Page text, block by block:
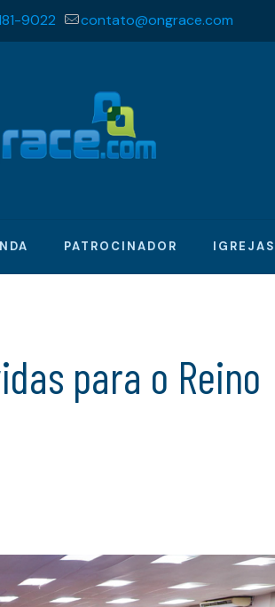
9022 contato@ongrace.com
PATROCINADOR IGREJAS
para o Reino